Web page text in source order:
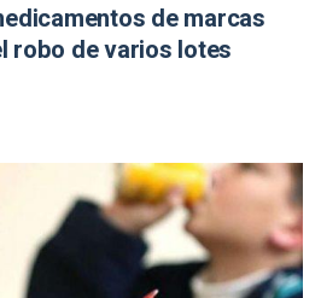
de marcas
robo de varios lotes